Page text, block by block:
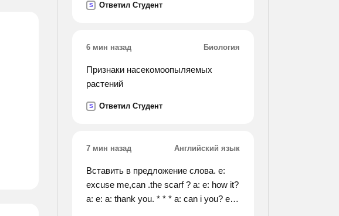
это расстояние.
S Ответил Студент
6 мин назад Биология
Признаки насекомоопыляемых
растений
S Ответил Студент
7 мин назад Английский язык
Вставить в предложение слова. e:
excuse me,can .the scarf ? a: e: how it?
a: e: a: thank you. * * * a: can i you? e: